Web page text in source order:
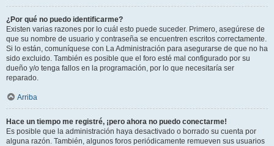
¿Por qué no puedo identificarme?
Existen varias razones por lo cuál esto puede suceder. Primero, asegúrese de
que su nombre de usuario y contraseña se encuentren escritos correctamente.
Si lo están, comuníquese con La Administración para asegurarse de que no ha
sido excluido. También es posible que el foro esté mal configurado por su
dueño y/o tenga fallos en la programación, por lo que necesitaría ser
reparado.
Arriba
Hace un tiempo me registré, ¡pero ahora no puedo conectarme!
Es posible que la administración haya desactivado o borrado su cuenta por
alguna razón. También, algunos foros periódicamente remueven sus usuarios